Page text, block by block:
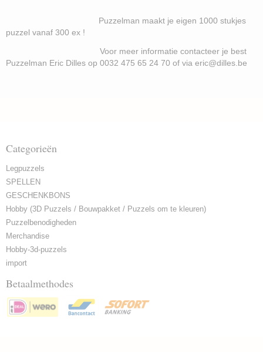
Puzzelman maakt je eigen 1000 stukjes
puzzel vanaf 300 ex !
Voor meer informatie contacteer je best
Puzzelman Eric Dilles op 0032 475 65 24 70 of via eric@dilles.be
Categorieën
Legpuzzels
SPELLEN
GESCHENKBONS
Hobby (3D Puzzels / Bouwpakket / Puzzels om te kleuren)
Puzzelbenodigheden
Merchandise
Hobby-3d-puzzels
import
Betaalmethodes